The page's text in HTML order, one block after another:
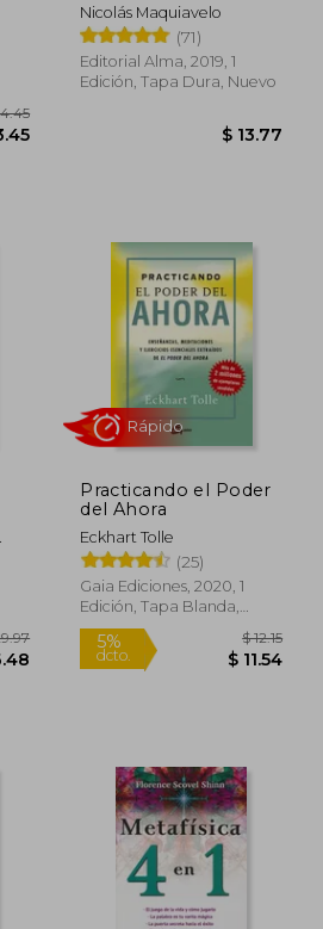
Nicolás Maquiavelo
(71)
Editorial Alma, 2019, 1
Edición, Tapa Dura, Nuevo
Practicando el Poder
del Ahora
Eckhart Tolle
(25)
Gaia Ediciones, 2020, 1
Edición, Tapa Blanda,
Nuevo